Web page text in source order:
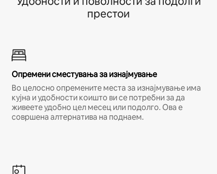
престои
Опремени сместувања за изнајмување
Во целосно опремените места за изнајмување има
кујна и удобности коишто ви се потребни за да
живеете удобно цел месец или подолго. Ова е
совршена алтернатива на поднаем.